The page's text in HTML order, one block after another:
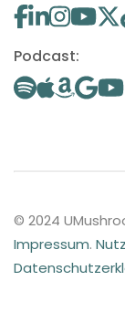
Podcast:
© 2024
Impressum.